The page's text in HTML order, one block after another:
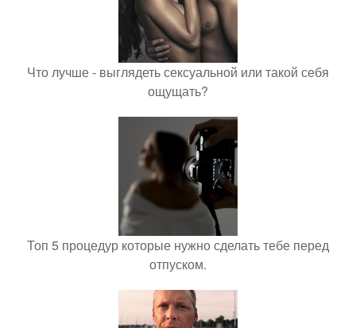
Что лучше - выглядеть сексуальной или такой себя
ощущать?
Топ 5 процедур которые нужно сделать тебе перед
отпуском.